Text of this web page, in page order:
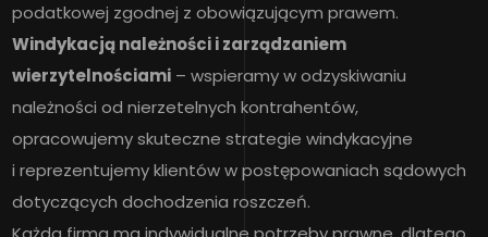
podatkowej zgodnej z obowiązującym prawem.
Windykacją należności i zarządzaniem
wierzytelnościami– wspieramy w odzyskiwaniu
należności od nierzetelnych kontrahentów,
opracowujemy skuteczne strategie windykacyjne
i reprezentujemy klientów w postępowaniach sądowych
dotyczących dochodzenia roszczeń.